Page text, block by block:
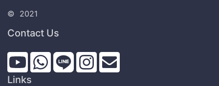
© 2021
Contact Us
Links